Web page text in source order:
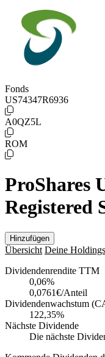
Fonds
US74347R6936
A0QZ5L
ROM
ProShares
Registered
Hinzufügen
Übersicht Deine Holdings
Dividendenrendite TTM
0,06%
0,0761€/Anteil
Dividendenwachstum
122,35%
Nächste Dividende
Die nächste